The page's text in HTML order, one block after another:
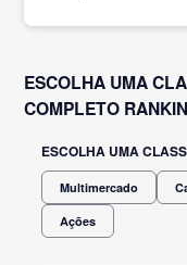
ESCOLHA UMA
COMPLETO
ESCOLHA UMA
Multimercado
Ações